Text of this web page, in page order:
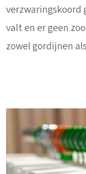
verzwaringskoord
valt en er geen
zowel gordijnen